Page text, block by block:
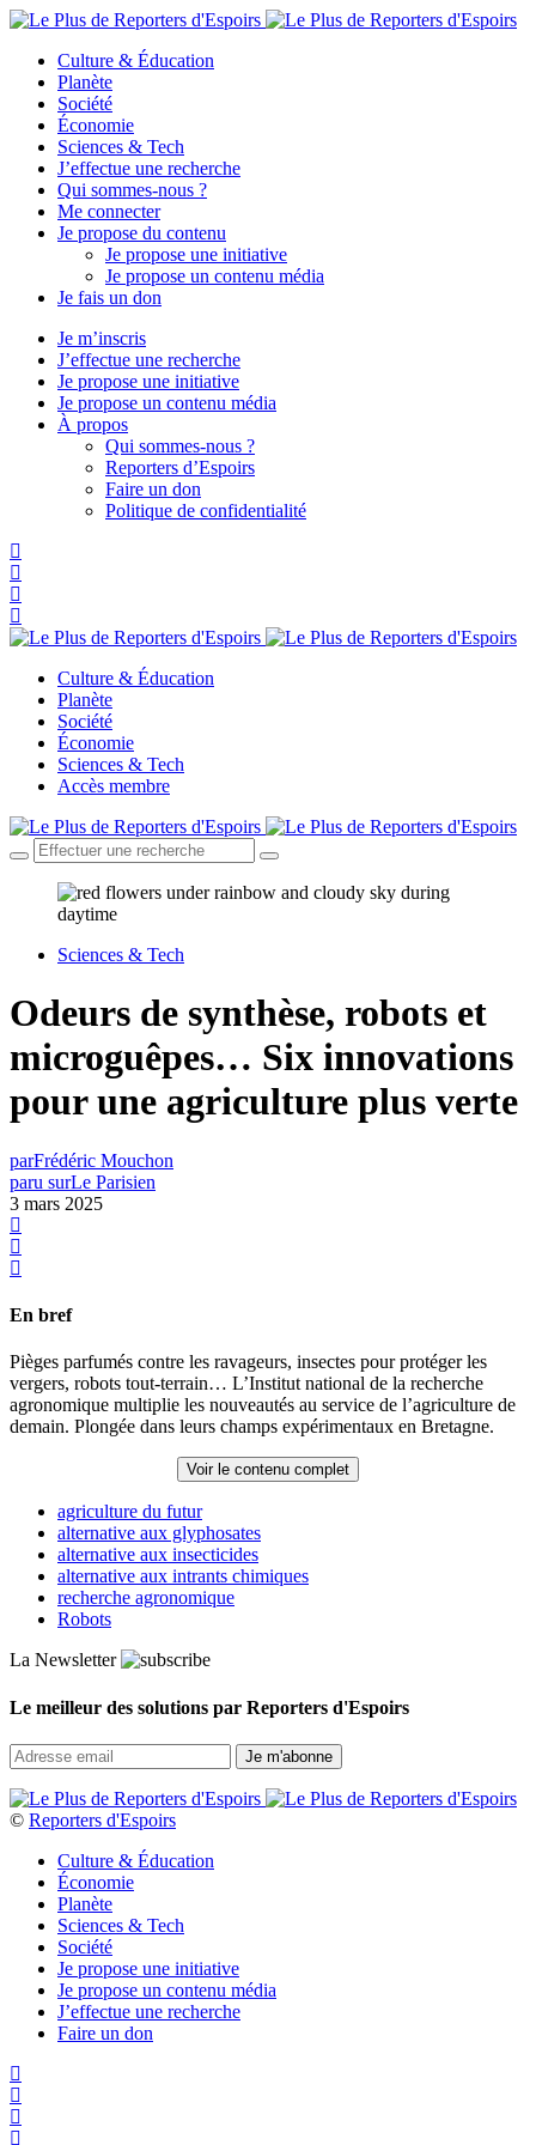
Culture & Éducation
Planète
Société
Économie
Sciences & Tech
J’effectue une recherche
Qui sommes-nous ?
Me connecter
Je propose du contenu
Je propose une initiative
Je propose un contenu média
Je fais un don
Je m’inscris
J’effectue une recherche
Je propose une initiative
Je propose un contenu média
À propos
Qui sommes-nous ?
Reporters d’Espoirs
Faire un don
Politique de confidentialité
Culture & Éducation
Planète
Société
Économie
Sciences & Tech
Accès membre
Sciences & Tech
Odeurs de synthèse, robots et
microguêpes… Six innovations
pour une agriculture plus verte
parFrédéric Mouchon
paru surLe Parisien
3 mars 2025
En bref
Pièges parfumés contre les ravageurs, insectes pour protéger les
vergers, robots tout-terrain… L’Institut national de la recherche
agronomique multiplie les nouveautés au service de l’agriculture de
demain. Plongée dans leurs champs expérimentaux en Bretagne.
Voir le contenu complet
agriculture du futur
alternative aux glyphosates
alternative aux insecticides
alternative aux intrants chimiques
recherche agronomique
Robots
La Newsletter
Le meilleur des solutions par Reporters d'Espoirs
© Reporters d'Espoirs
Culture & Éducation
Économie
Planète
Sciences & Tech
Société
Je propose une initiative
Je propose un contenu média
J’effectue une recherche
Faire un don